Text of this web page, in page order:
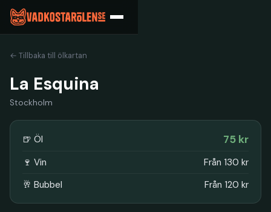
← Tillbaka till ölkartan
La Esquina
Stockholm
🍺 Öl 75 kr
🍷 Vin
Från 130 kr
🥂 Bubbel
Från 120 kr